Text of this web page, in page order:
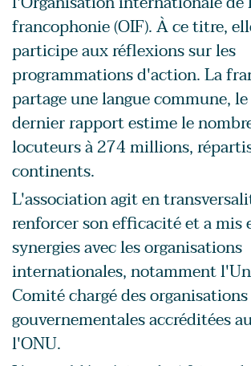
francophonie (OIF). À ce titre,
participe aux réflexions sur les
programmations d'action. La
partage une langue commune,
dernier rapport estime le
locuteurs à 274 millions,
continents.
L'association agit en
renforcer son efficacité et a mis
synergies avec les organisations
internationales, notamment
Comité chargé des
gouvernementales accréditées
l'ONU.